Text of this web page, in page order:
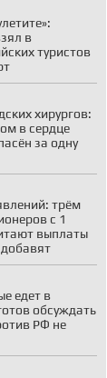
в
туристов
хирургов:
в сердце
за одну
трём
с 1
выплаты
едет в
обсуждать
РФ не